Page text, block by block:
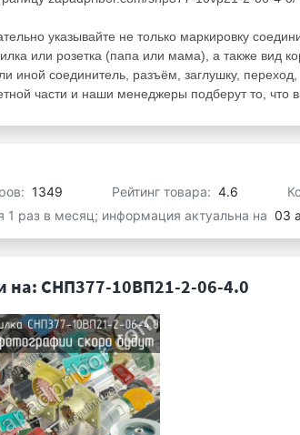
указывайте не только маркировку
или розетка (папа или мама), а также вид
иной соединитель, разъём, заглушку,
части и наши менеджеры подберут то, что
1349 Рейтинг товара: 4.6
1 раз в месяц; информация актуальна на 03
на: СНП377-10ВП21-2-06-4.0